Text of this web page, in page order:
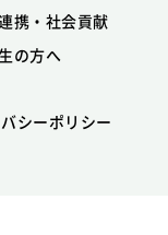
携・社会貢献
の方へ
シーポリシー